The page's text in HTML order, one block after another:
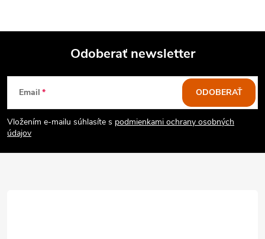
Z
á
p
Odoberať newsletter
Email
Vložením e-mailu súhlasíte s podmienkami ochrany osobných
údajov
ODOBERAŤ